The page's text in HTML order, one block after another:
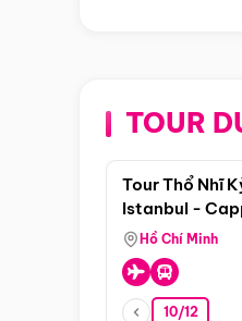
TOUR
Tour Thổ Nhĩ
Istanbul -
Pamukkale
Hồ Chí Minh
10/12